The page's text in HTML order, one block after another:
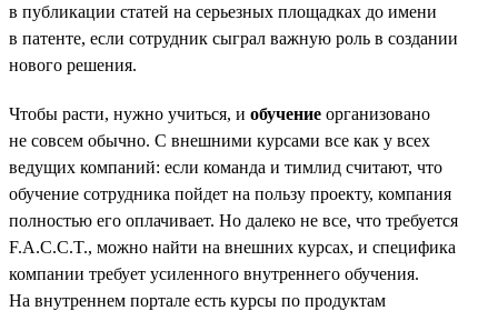
в публикации статей на серьезных площадках до имени
в патенте, если сотрудник сыграл важную роль в создании
нового решения.
Чтобы расти, нужно учиться, и обучение организовано
не совсем обычно. С внешними курсами все как у всех
ведущих компаний: если команда и тимлид считают, что
обучение сотрудника пойдет на пользу проекту, компания
полностью его оплачивает. Но далеко не все, что требуется
F.A.C.C.T., можно найти на внешних курсах, и специфика
компании требует усиленного внутреннего обучения.
На внутреннем портале есть курсы по продуктам